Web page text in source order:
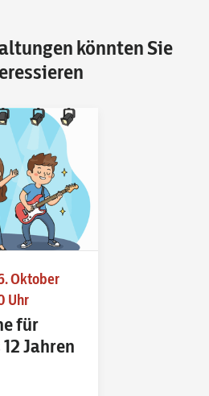
könnten Sie
Oktober
Uhr
für
Jahren